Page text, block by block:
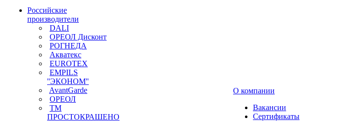
Российские
производители
DALI
ОРЕОЛ Дисконт
РОГНЕДА
Акватекс
EUROTEX
EMPILS
''ЭКОНОМ''
AvantGarde
ОРЕОЛ
ТМ
ПРОСТОКРАШЕНО
О компании
Вакансии
Сертификаты